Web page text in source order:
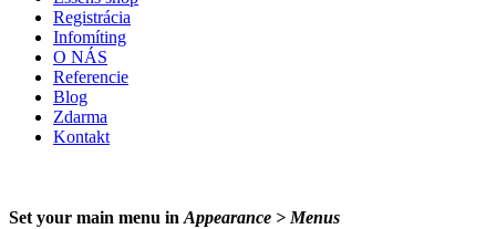
Registrácia
Infomíting
O NÁS
Referencie
Blog
Zdarma
Kontakt
Set your main menu in Appearance > Menus